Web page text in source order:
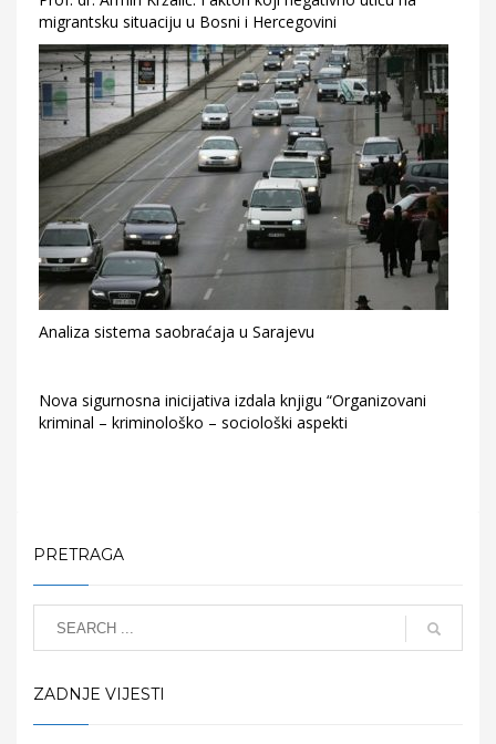
migrantsku situaciju u Bosni i Hercegovini
Analiza sistema saobraćaja u Sarajevu
Nova sigurnosna inicijativa izdala knjigu “Organizovani
kriminal – kriminološko – sociološki aspekti
PRETRAGA
ZADNJE VIJESTI